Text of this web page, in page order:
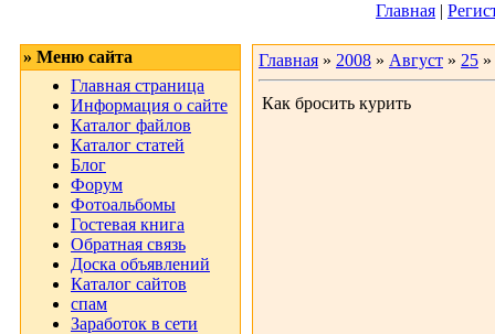
Главная |
» Меню сайта
Главная страница
Информация о сайте
Каталог файлов
Каталог статей
Блог
Форум
Фотоальбомы
Гостевая книга
Обратная связь
Доска объявлений
Каталог сайтов
спам
Заработок в сети
Главная » 2008 » Август » 25
Как бросить курить